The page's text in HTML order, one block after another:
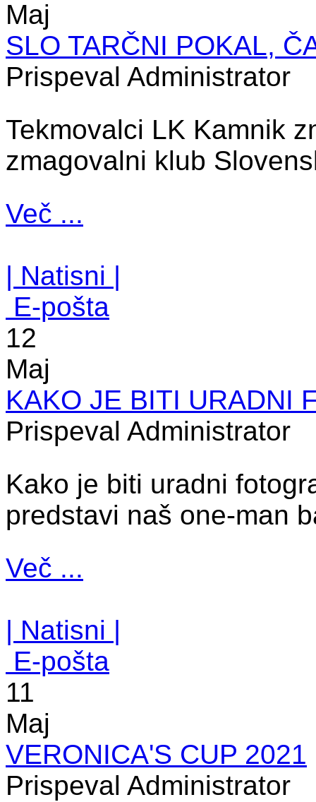
Maj
SLO TARČNI POKAL,
Prispeval Administrator
Tekmovalci LK Kamnik
zmagovalni klub
Več ...
| Natisni |
E-pošta
12
Maj
KAKO JE BITI URADNI
Prispeval Administrator
Kako je biti uradni
predstavi naš one-man
Več ...
| Natisni |
E-pošta
11
Maj
VERONICA'S CUP 2021
Prispeval Administrator